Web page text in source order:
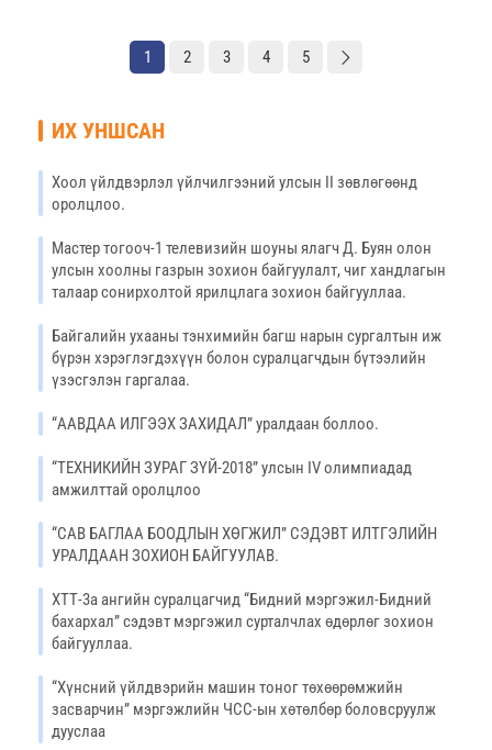
1 2 3 4 5
ИХ УНШСАН
Хоол үйлдвэрлэл үйлчилгээний улсын II зөвлөгөөнд
оролцлоо.
Мастер тогооч-1 телевизийн шоуны ялагч Д. Буян олон
улсын хоолны газрын зохион байгуулалт, чиг хандлагын
талаар сонирхолтой ярилцлага зохион байгууллаа.
Байгалийн ухааны тэнхимийн багш нарын сургалтын иж
бүрэн хэрэглэгдэхүүн болон суралцагчдын бүтээлийн
үзэсгэлэн гаргалаа.
“ААВДАА ИЛГЭЭХ ЗАХИДАЛ” уралдаан боллоо.
“ТЕХНИКИЙН ЗУРАГ ЗҮЙ-2018” улсын IV олимпиадад
амжилттай оролцлоо
“САВ БАГЛАА БООДЛЫН ХӨГЖИЛ” СЭДЭВТ ИЛТГЭЛИЙН
УРАЛДААН ЗОХИОН БАЙГУУЛАВ.
ХТТ-3а ангийн суралцагчид “Бидний мэргэжил-Бидний
бахархал” сэдэвт мэргэжил сурталчлах өдөрлөг зохион
байгууллаа.
“Хүнсний үйлдвэрийн машин тоног төхөөрөмжийн
засварчин” мэргэжлийн ЧСС-ын хөтөлбөр боловсруулж
дууслаа